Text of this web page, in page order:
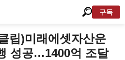
구독
립)미래에셋자산운
성공…1400억 조달